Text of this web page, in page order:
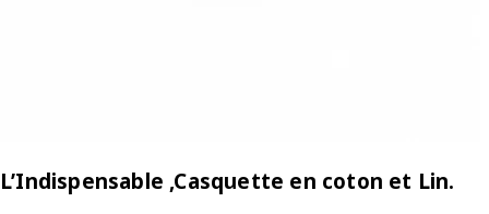
L’Indispensable ,Casquette en coton et Lin.